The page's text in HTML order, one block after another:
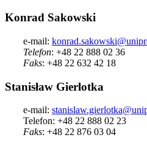
Konrad Sakowski
e-mail:
Telefon: +48 22 888 02 36
Faks: +48 22 632 42 18
Stanisław Gierlotka
e-mail:
Telefon: +48 22 888 02 23
Faks: +48 22 876 03 04